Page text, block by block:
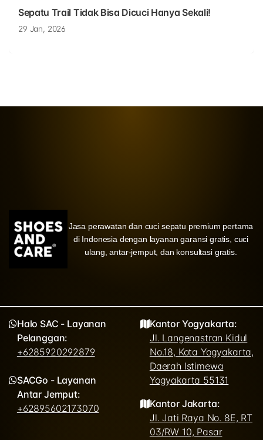
Sepatu Trail Tidak Bisa Dicuci Hanya Sekali!
29 Jan, 2026
Jasa perawatan dan cuci sepatu premium pertama
di Indonesia dengan layanan garansi gratis, cuci
ulang, antar-jemput, dan konsultasi gratis.
Halo SAC - Layanan
Pelanggan:
+6285920292879
SACGo - Layanan
Antar Jemput:
+62895602173070
Kantor Yogyakarta:
Jl. Langenastran Kidul
No.18, Kota Yogyakarta,
Daerah Istimewa
Yogyakarta 55131
Kantor Jakarta:
Jl. Jati Raya No. 8E, RT
03/RW 10, Pasar